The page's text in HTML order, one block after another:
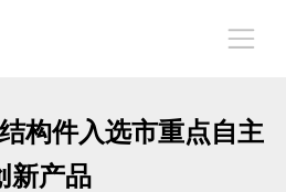
构件入选市重点自主
新产品